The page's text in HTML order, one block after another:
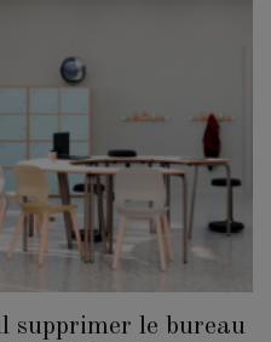
supprimer le bureau